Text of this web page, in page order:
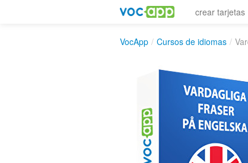
crear tarjetas
VocApp / Cursos de idiomas /